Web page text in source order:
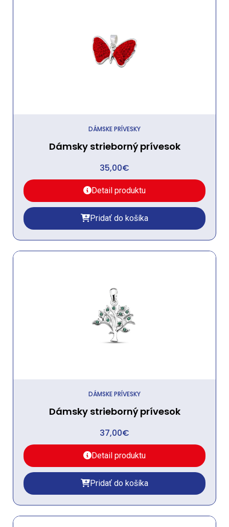
DÁMSKE PRÍVESKY
Dámsky strieborný prívesok
35,00€
Detail produktu
Pridať do košíka
DÁMSKE PRÍVESKY
Dámsky strieborný prívesok
37,00€
Detail produktu
Pridať do košíka